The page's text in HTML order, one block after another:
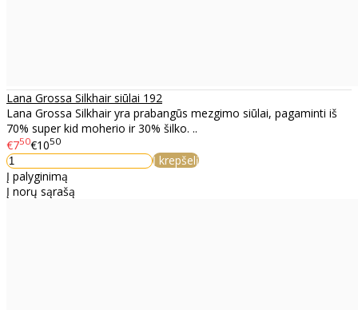
Lana Grossa Silkhair siūlai 192
Lana Grossa Silkhair yra prabangūs mezgimo siūlai, pagaminti iš
70% super kid moherio ir 30% šilko. ..
€750€1050
Į krepšelį
Į palyginimą
Į norų sąrašą